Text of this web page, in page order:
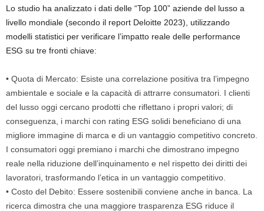
Lo studio ha analizzato i dati delle “Top 100” aziende del lusso a
livello mondiale (secondo il report Deloitte 2023), utilizzando
modelli statistici per verificare l’impatto reale delle performance
ESG su tre fronti chiave:
• Quota di Mercato: Esiste una correlazione positiva tra l’impegno
ambientale e sociale e la capacità di attrarre consumatori. I clienti
del lusso oggi cercano prodotti che riflettano i propri valori; di
conseguenza, i marchi con rating ESG solidi beneficiano di una
migliore immagine di marca e di un vantaggio competitivo concreto.
I consumatori oggi premiano i marchi che dimostrano impegno
reale nella riduzione dell’inquinamento e nel rispetto dei diritti dei
lavoratori, trasformando l’etica in un vantaggio competitivo.
• Costo del Debito: Essere sostenibili conviene anche in banca. La
ricerca dimostra che una maggiore trasparenza ESG riduce il